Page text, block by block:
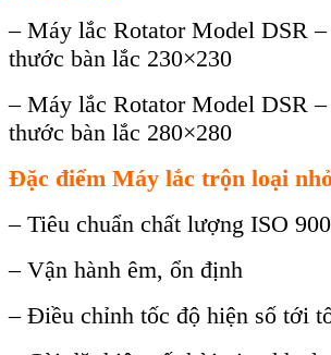
– Máy lắc Rotator Model DSR
thước bàn lắc 230×230
– Máy lắc Rotator Model DSR
thước bàn lắc 280×280
Đặc điểm Máy lắc trộn loại
– Tiêu chuẩn chất lượng ISO
– Vận hành êm, ổn định
– Điều chỉnh tốc độ hiện số tới